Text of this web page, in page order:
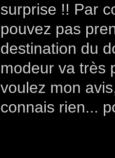
surprise !! Par
pouvez pas
destination du
modeur va très
voulez mon
connais rien...